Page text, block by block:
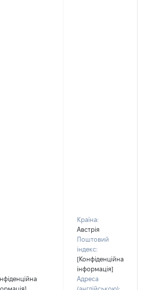
Країна:
Австрія
Поштовий
індекс:
[Конфіденційна
інформація]
Адреса
(англійською):